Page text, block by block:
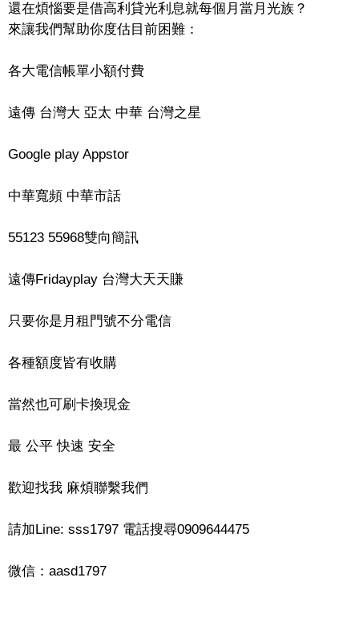
還在煩惱要是借高利貸光利息就每個月當月光族？
來讓我們幫助你度估目前困難：
各大電信帳單小額付費
遠傳 台灣大 亞太 中華 台灣之星
Google play Appstor
中華寬頻 中華市話
55123 55968雙向簡訊
遠傳Fridayplay 台灣大天天賺
只要你是月租門號不分電信
各種額度皆有收購
當然也可刷卡換現金
最 公平 快速 安全
歡迎找我 麻煩聯繫我們
請加Line: sss1797 電話搜尋0909644475
微信：aasd1797